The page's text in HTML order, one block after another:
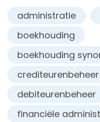
administratie
boekhouding
boekhouding
crediteurenbeheer
debiteurenbeheer
financiële